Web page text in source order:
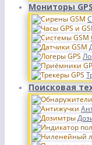
Мониторы
Поисковая